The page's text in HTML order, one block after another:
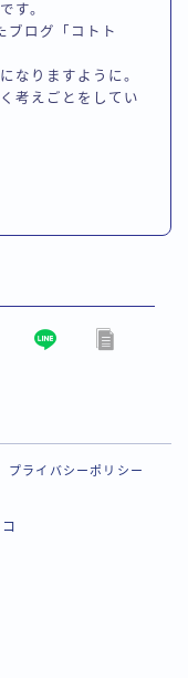
す。
ブログ「コトト
なりますように。
考えごとをしてい
プライバシーポリシー